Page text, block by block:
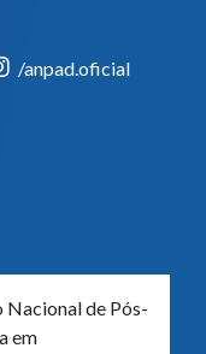
/anpad.oficial
de Pós-
em